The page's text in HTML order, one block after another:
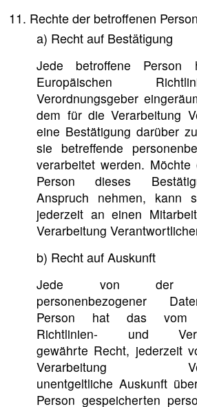
11. Rechte der betroffenen Person
a) Recht auf Bestätigung
Jede betroffene
Europäischen
Verordnungsgeber
dem für die Verarbeitung
eine Bestätigung darüber
sie betreffende
verarbeitet werden. Möchte
Person dieses
Anspruch nehmen, kann
jederzeit an einen
Verarbeitung
b) Recht auf Auskunft
Jede von der
personenbezogener
Person hat das vom
Richtlinien- und
gewährte Recht, jederzeit
Verarbeitung
unentgeltliche Auskunft
Person gespeicherten